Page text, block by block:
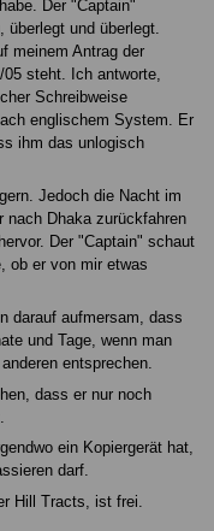
Der "Captain"
und überlegt.
meinem Antrag der
steht. Ich antworte,
Schreibweise
englischem System. Er
ihm das unlogisch
Jedoch die Nacht im
nach Dhaka zurückfahren
Der "Captain" schaut
ob er von mir etwas
darauf aufmersam, dass
und Tage, wenn man
entsprechen.
dass er nur noch
ein Kopiergerät hat,
darf.
Hill Tracts, ist frei.